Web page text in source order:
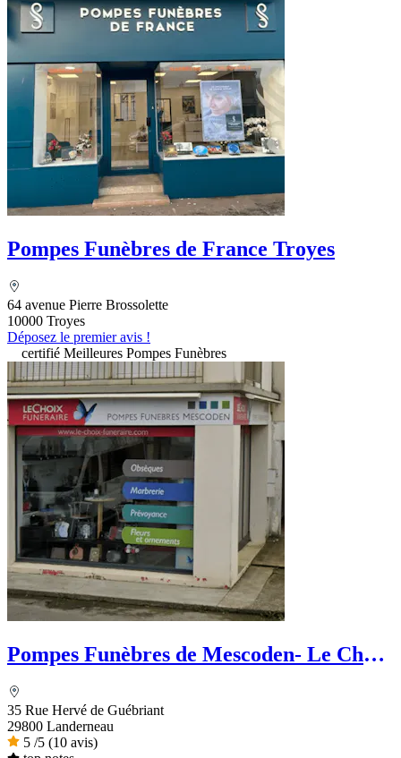
Pompes Funèbres de France Troyes
64 avenue Pierre Brossolette
10000 Troyes
Déposez le premier avis !
certifié Meilleures Pompes Funèbres
Pompes Funèbres de Mescoden- Le Choix
35 Rue Hervé de Guébriant
29800 Landerneau
5 /5 (10 avis)